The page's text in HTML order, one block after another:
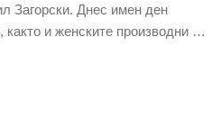
Загорски. Днес имен ден
и женските производни …